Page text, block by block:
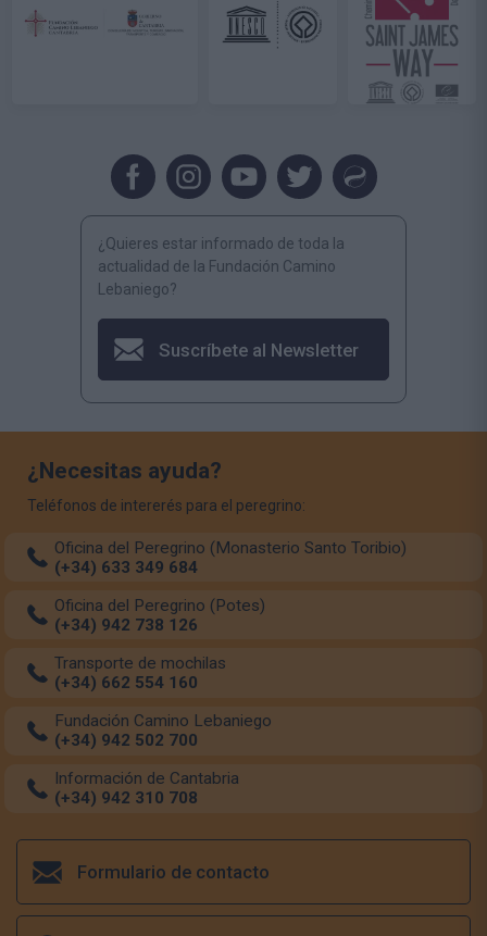
¿Quieres estar informado de toda la
actualidad de la Fundación Camino
Lebaniego?
Suscríbete al Newsletter
¿Necesitas ayuda?
Teléfonos de intererés para el peregrino:
Oficina del Peregrino (Monasterio Santo Toribio)
(+34) 633 349 684
Oficina del Peregrino (Potes)
(+34) 942 738 126
Transporte de mochilas
(+34) 662 554 160
Fundación Camino Lebaniego
(+34) 942 502 700
Información de Cantabria
(+34) 942 310 708
Formulario de contacto